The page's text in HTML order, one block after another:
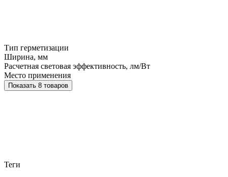
Тип герметизации
Ширина, мм
Расчетная световая эффективность, лм/Вт
Место применения
Показать 8 товаров
Теги